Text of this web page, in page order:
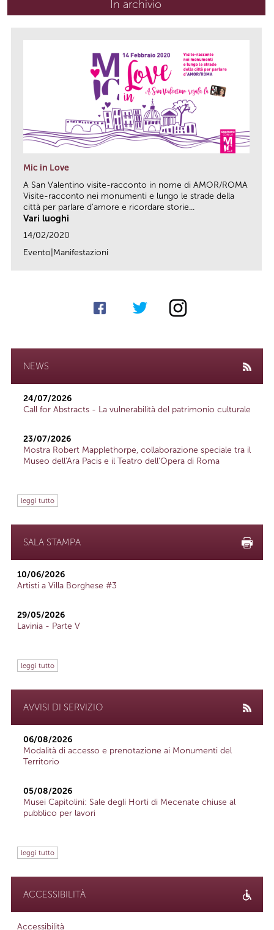
In archivio
Mic in Love
A San Valentino visite-racconto in nome di AMOR/ROMA
Visite-racconto nei monumenti e lungo le strade della
città per parlare d’amore e ricordare storie...
Vari luoghi
14/02/2020
Evento|Manifestazioni
NEWS
24/07/2026
Call for Abstracts - La vulnerabilità del patrimonio culturale
23/07/2026
Mostra Robert Mapplethorpe, collaborazione speciale tra il
Museo dell'Ara Pacis e il Teatro dell'Opera di Roma
leggi tutto
SALA STAMPA
10/06/2026
Artisti a Villa Borghese #3
29/05/2026
Lavinia - Parte V
leggi tutto
AVVISI DI SERVIZIO
06/08/2026
Modalità di accesso e prenotazione ai Monumenti del
Territorio
05/08/2026
Musei Capitolini: Sale degli Horti di Mecenate chiuse al
pubblico per lavori
leggi tutto
ACCESSIBILITÀ
Accessibilità